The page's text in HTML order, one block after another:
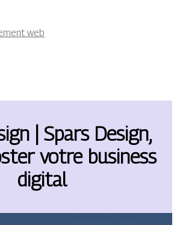
web
| Spars Design,
votre business
digital